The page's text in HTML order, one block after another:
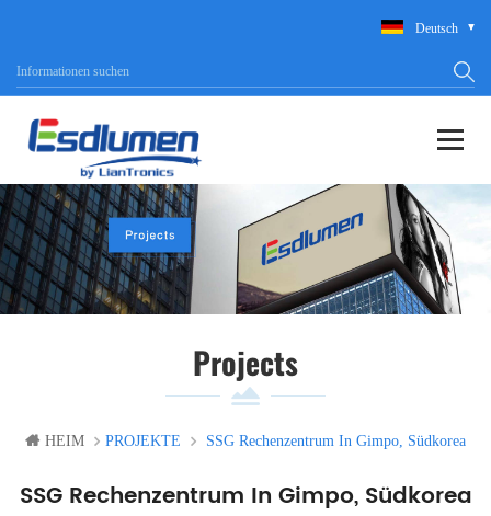
Deutsch
Projects
HEIM PROJEKTE SSG Rechenzentrum In Gimpo, Südkorea
SSG Rechenzentrum In Gimpo, Südkorea